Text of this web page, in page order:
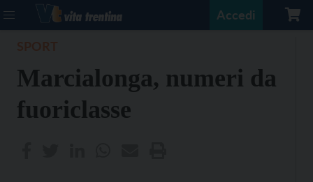
Accedi
Marcialonga, numeri da
fuoriclasse